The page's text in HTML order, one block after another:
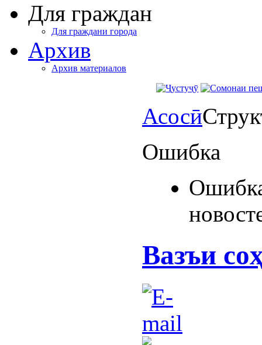
Для граждан
Для граждани города
Архив
Архив материалов
Асосӣ
Ошибка
Вазъи